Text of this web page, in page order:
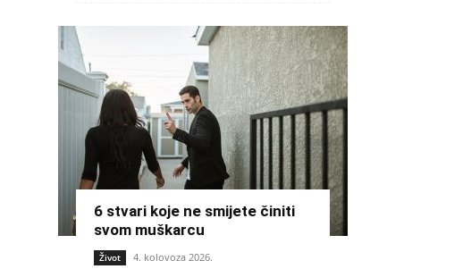
6 stvari koje ne smijete činiti
svom muškarcu
Život 4. kolovoza 2026.